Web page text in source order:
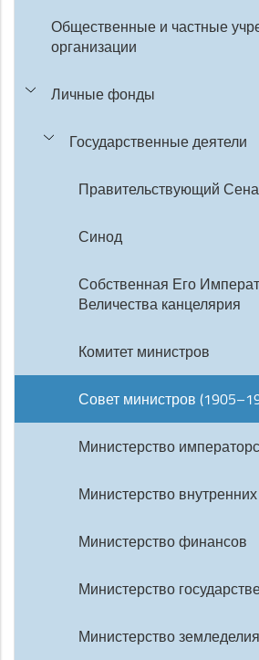
Общественные и частные
организации
Личные фонды
Государственные деятели
Правительствующий
Синод
Собственная Его
Величества канцелярия
Комитет министров
Совет министров
Министерство
Министерство
Министерство финансов
Министерство
Министерство земледелия